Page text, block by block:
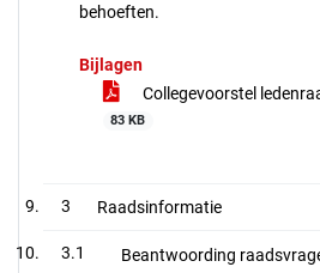
behoeften.
Bijlagen
Collegevoorstel
83 KB
3 Raadsinformatie
3.1
Beantwoording